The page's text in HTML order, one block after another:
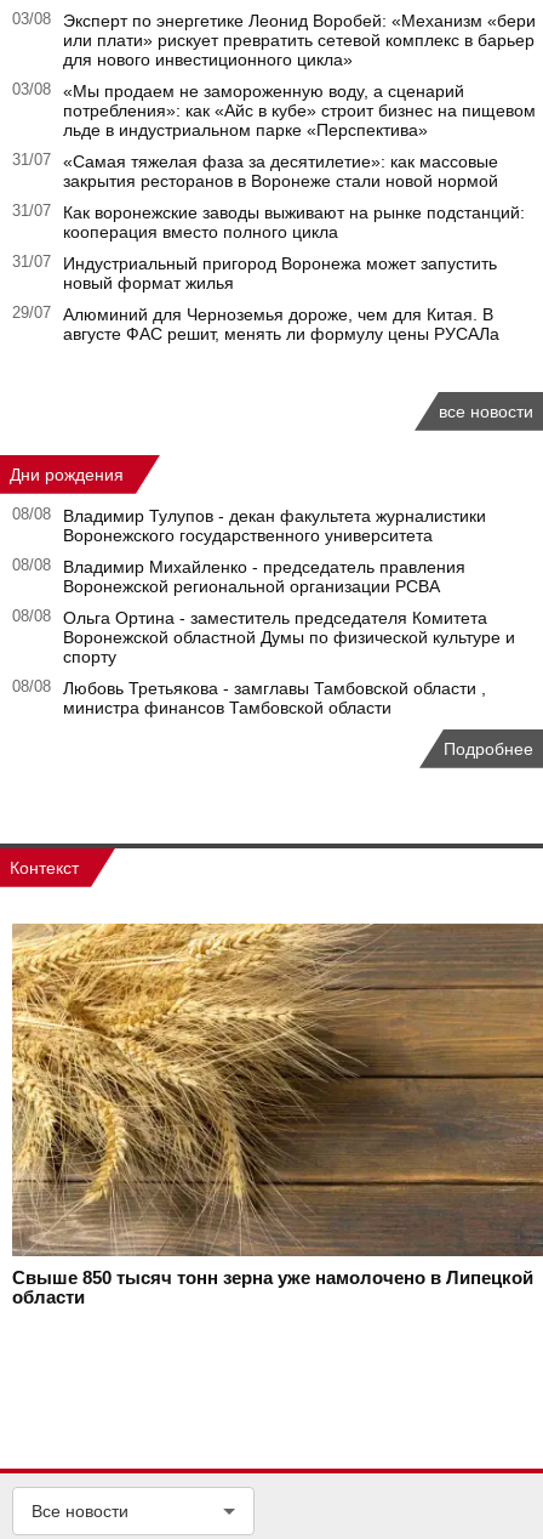
03/08
Эксперт по энергетике Леонид Воробей: «Механизм «бери
или плати» рискует превратить сетевой комплекс в барьер
для нового инвестиционного цикла»
03/08
«Мы продаем не замороженную воду, а сценарий
потребления»: как «Айс в кубе» строит бизнес на пищевом
льде в индустриальном парке «Перспектива»
31/07
«Самая тяжелая фаза за десятилетие»: как массовые
закрытия ресторанов в Воронеже стали новой нормой
31/07
Как воронежские заводы выживают на рынке подстанций:
кооперация вместо полного цикла
31/07
Индустриальный пригород Воронежа может запустить
новый формат жилья
29/07
Алюминий для Черноземья дороже, чем для Китая. В
августе ФАС решит, менять ли формулу цены РУСАЛа
все новости
Дни рождения
08/08
Владимир Тулупов - декан факультета журналистики
Воронежского государственного университета
08/08
Владимир Михайленко - председатель правления
Воронежской региональной организации РСВА
08/08
Ольга Ортина - заместитель председателя Комитета
Воронежской областной Думы по физической культуре и
спорту
08/08
Любовь Третьякова - замглавы Тамбовской области ,
министра финансов Тамбовской области
Подробнее
Контекст
Свыше 850 тысяч тонн зерна уже намолочено в Липецкой
области
Все новости